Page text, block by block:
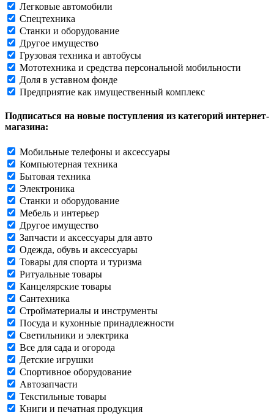
Легковые автомобили
Спецтехника
Станки и оборудование
Другое имущество
Грузовая техника и автобусы
Мототехника и средства персональной мобильности
Доля в уставном фонде
Предприятие как имущественный комплекс
Подписаться на новые поступления из категорий интернет-
магазина:
Мобильные телефоны и аксессуары
Компьютерная техника
Бытовая техника
Электроника
Станки и оборудование
Мебель и интерьер
Другое имущество
Запчасти и аксессуары для авто
Одежда, обувь и аксессуары
Товары для спорта и туризма
Ритуальные товары
Канцелярские товары
Сантехника
Стройматериалы и инструменты
Посуда и кухонные принадлежности
Светильники и электрика
Все для сада и огорода
Детские игрушки
Спортивное оборудование
Автозапчасти
Текстильные товары
Книги и печатная продукция